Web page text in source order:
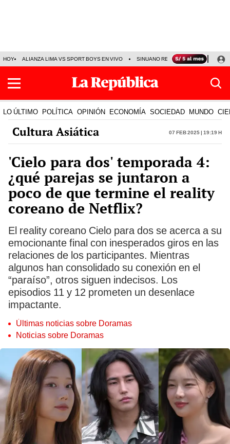
HOY ALIANZA LIMA VS SPORT BOYS EN VIVO SINUANO RESULTADOS HOY
LO ÚLTIMO POLÍTICA OPINIÓN ECONOMÍA SOCIEDAD MUNDO
Cultura Asiática 07 Feb 2025 | 19:19 h
'Cielo para dos' temporada 4:
¿qué parejas se juntaron a
poco de que termine el reality
coreano de Netflix?
El reality coreano Cielo para dos se acerca a su
emocionante final con inesperados giros en las
relaciones de los participantes. Mientras
algunos han consolidado su conexión en el
“paraíso”, otros siguen indecisos. Los
episodios 11 y 12 prometen un desenlace
impactante.
Últimas noticias sobre Doramas
Noticias sobre Doramas